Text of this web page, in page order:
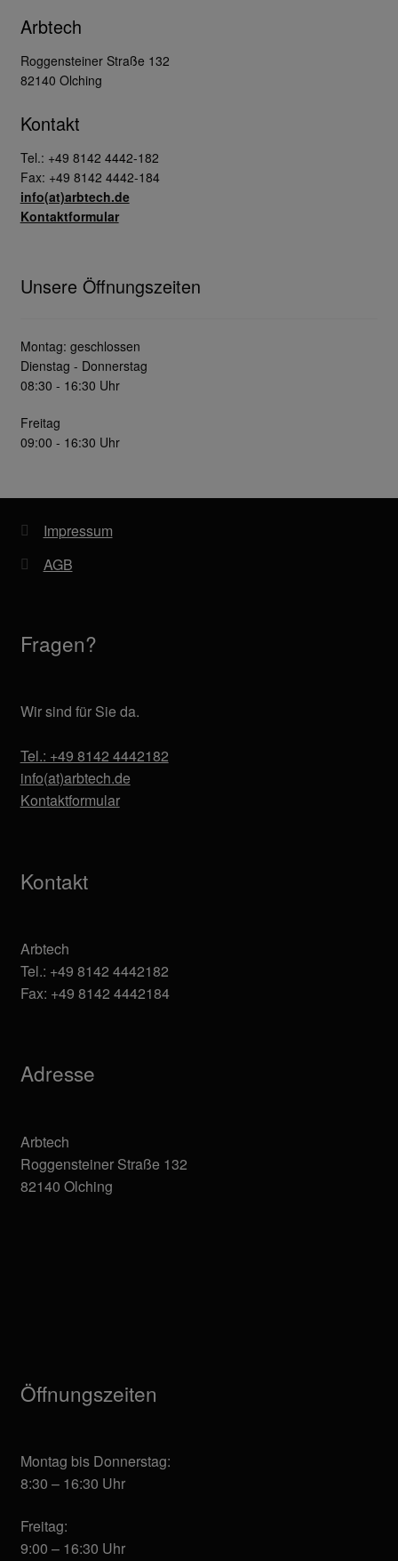
Arbtech
Roggensteiner Straße 132
82140 Olching
Kontakt
Tel.: +49 8142 4442-182
Fax: +49 8142 4442-184
info(at)arbtech.de
Kontaktformular
Unsere Öffnungszeiten
Montag: geschlossen
Dienstag - Donnerstag
08:30 - 16:30 Uhr
Freitag
09:00 - 16:30 Uhr
Impressum
AGB
Fragen?
Wir sind für Sie da.
Tel.: +49 8142 4442182
info(at)arbtech.de
Kontaktformular
Kontakt
Arbtech
Tel.: +49 8142 4442182
Fax: +49 8142 4442184
Adresse
Arbtech
Roggensteiner Straße 132
82140 Olching
Öffnungszeiten
Montag bis Donnerstag:
8:30 – 16:30 Uhr
Freitag:
9:00 – 16:30 Uhr